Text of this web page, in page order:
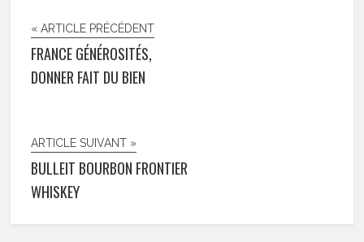
« ARTICLE PRÉCÉDENT
FRANCE GÉNÉROSITÉS,
DONNER FAIT DU BIEN
ARTICLE SUIVANT »
BULLEIT BOURBON FRONTIER
WHISKEY